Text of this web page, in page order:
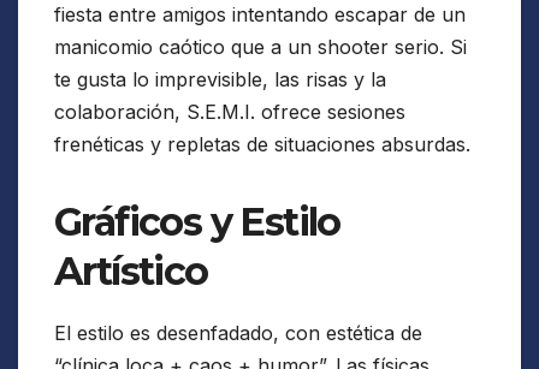
fiesta entre amigos intentando escapar de un
manicomio caótico que a un shooter serio. Si
te gusta lo imprevisible, las risas y la
colaboración, S.E.M.I. ofrece sesiones
frenéticas y repletas de situaciones absurdas.
Gráficos y Estilo
Artístico
El estilo es desenfadado, con estética de